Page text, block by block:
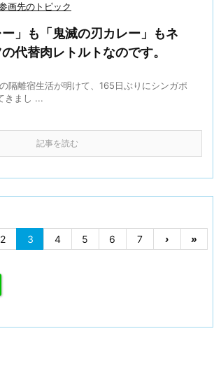
画先のトピック
ー」も「鬼滅の刃カレー」もネ
代替肉レトルトなのです。
隔離宿生活が明けて、165日ぶりにシンガポ
きまし ...
記事を読む
2 3 4 5 6 7 › »